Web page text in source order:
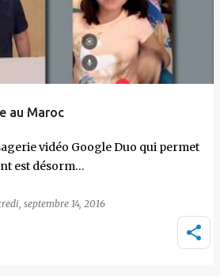
au Maroc
vidéo Google Duo qui permet
est désorm…
septembre 14, 2016